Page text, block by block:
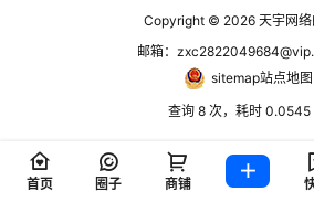
Copyright © 2026 天宇网
邮箱：
sitemap站点地图
查询 8 次，耗时 0.0545
首页 圈子 商铺